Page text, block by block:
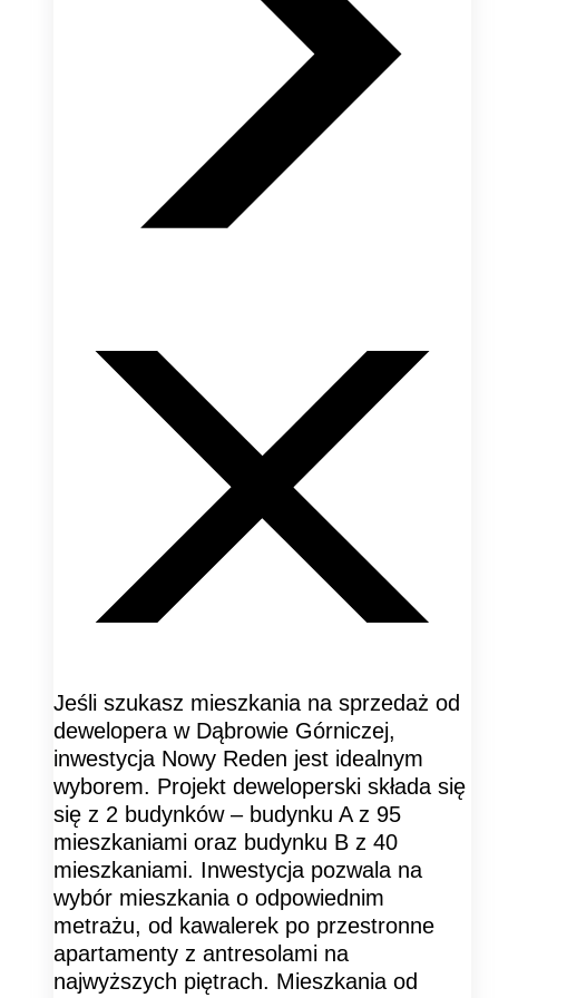
Jeśli szukasz mieszkania na sprzedaż od
dewelopera w Dąbrowie Górniczej,
inwestycja Nowy Reden jest idealnym
wyborem. Projekt deweloperski składa się
się z 2 budynków – budynku A z 95
mieszkaniami oraz budynku B z 40
mieszkaniami. Inwestycja pozwala na
wybór mieszkania o odpowiednim
metrażu, od kawalerek po przestronne
apartamenty z antresolami na
najwyższych piętrach. Mieszkania od